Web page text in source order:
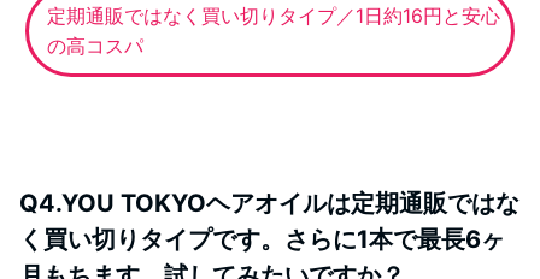
定期通販ではなく買い切りタイプ／1日約16円と安心
の高コスパ
Q4.YOU TOKYOヘアオイルは定期通販ではな
く買い切りタイプです。さらに1本で最長6ヶ